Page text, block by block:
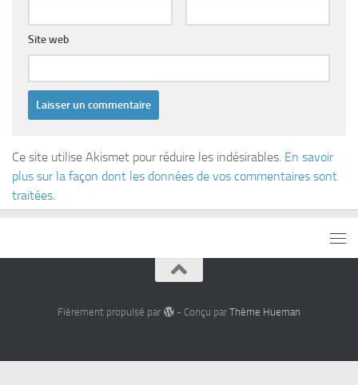
Site web
Ce site utilise Akismet pour réduire les indésirables. En savoir
plus sur la façon dont les données de vos commentaires sont
traitées.
Fièrement propulsé par - Conçu par Thème Hueman